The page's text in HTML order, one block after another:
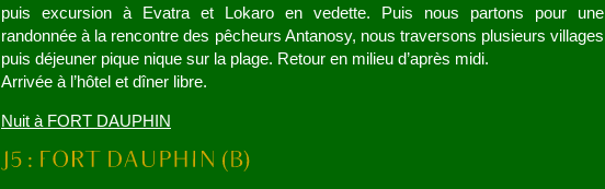
puis excursion à Evatra et Lokaro en vedette. Puis nous partons pour une
randonnée à la rencontre des pêcheurs Antanosy, nous traversons plusieurs villages
puis déjeuner pique nique sur la plage. Retour en milieu d’après midi.
Arrivée à l’hôtel et dîner libre.
Nuit à FORT DAUPHIN